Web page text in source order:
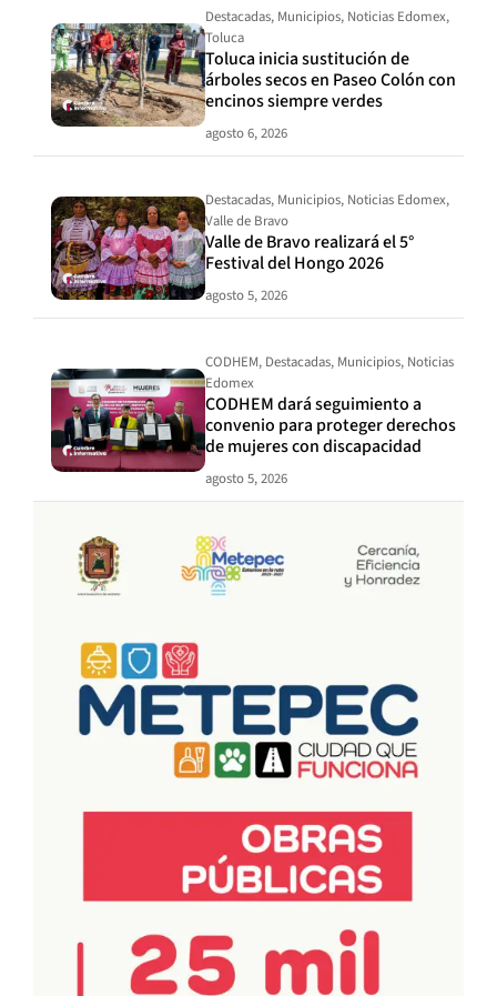
Destacadas, Municipios, Noticias Edomex,
Toluca
Toluca inicia sustitución de
árboles secos en Paseo Colón con
encinos siempre verdes
agosto 6, 2026
Destacadas, Municipios, Noticias Edomex,
Valle de Bravo
Valle de Bravo realizará el 5°
Festival del Hongo 2026
agosto 5, 2026
CODHEM, Destacadas, Municipios, Noticias
Edomex
CODHEM dará seguimiento a
convenio para proteger derechos
de mujeres con discapacidad
agosto 5, 2026